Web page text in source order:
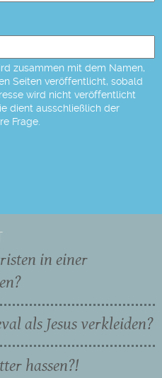
zusammen mit dem Namen,
Seiten veröffentlicht, sobald
wird nicht veröffentlicht
dient ausschließlich der
Frage.
in einer
als Jesus verkleiden?
hassen?!